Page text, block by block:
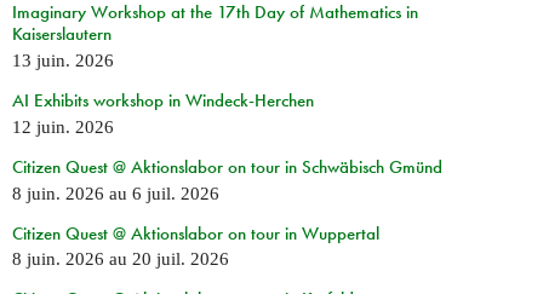
Imaginary Workshop at the 17th Day of Mathematics in
Kaiserslautern
13 juin. 2026
AI Exhibits workshop in Windeck-Herchen
12 juin. 2026
Citizen Quest @ Aktionslabor on tour in Schwäbisch Gmünd
8 juin. 2026 au 6 juil. 2026
Citizen Quest @ Aktionslabor on tour in Wuppertal
8 juin. 2026 au 20 juil. 2026